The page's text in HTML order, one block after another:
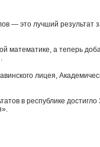
— это лучший результат
математике, а теперь
лицея,
в республике